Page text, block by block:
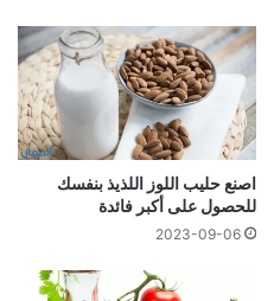
اصنع حليب اللوز اللذيذ بنفسك
للحصول على أكبر فائدة
2023-09-06